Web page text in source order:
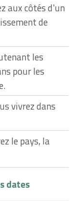
aux côtés d'un
de
les
pour les
vivrez dans
le pays, la
dates